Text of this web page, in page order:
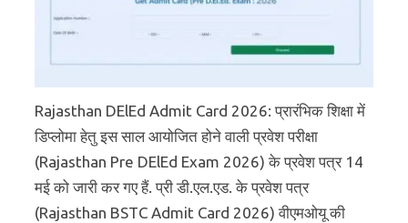
Rajasthan DElEd Admit Card 2026: प्रारंभिक शिक्षा में
डिप्लोमा हेतु इस साल आयोजित होने वाली प्रवेश परीक्षा
(Rajasthan Pre DElEd Exam 2026) के प्रवेश पत्र 14
मई को जारी कर गए हैं. प्री डी.एल.एड. के प्रवेश पत्र
(Rajasthan BSTC Admit Card 2026) वीएमओयू की